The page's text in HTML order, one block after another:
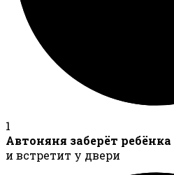
1
Автоняня заберёт ребёнка
и встретит у двери